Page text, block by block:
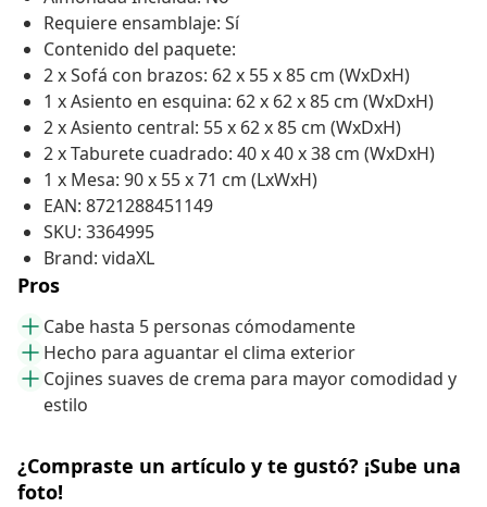
Requiere ensamblaje: Sí
Contenido del paquete:
2 x Sofá con brazos: 62 x 55 x 85 cm (WxDxH)
1 x Asiento en esquina: 62 x 62 x 85 cm (WxDxH)
2 x Asiento central: 55 x 62 x 85 cm (WxDxH)
2 x Taburete cuadrado: 40 x 40 x 38 cm (WxDxH)
1 x Mesa: 90 x 55 x 71 cm (LxWxH)
EAN: 8721288451149
SKU: 3364995
Brand: vidaXL
Pros
Cabe hasta 5 personas cómodamente
Hecho para aguantar el clima exterior
Cojines suaves de crema para mayor comodidad y
estilo
¿Compraste un artículo y te gustó? ¡Sube una
foto!